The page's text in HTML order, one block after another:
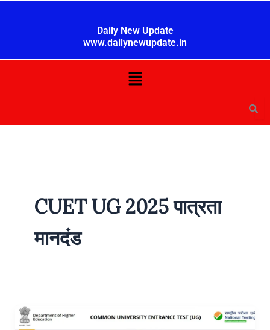
Daily New Update
www.dailynewupdate.in
Menu
CUET UG 2025 पात्रता
मानदंड